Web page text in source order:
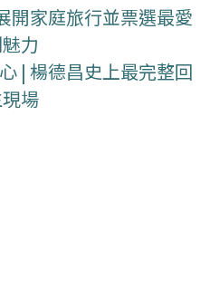
開家庭旅行並票選最愛
力
| 楊德昌史上最完整回
場